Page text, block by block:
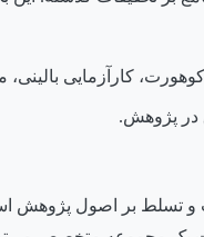
کارآزمایی
در پژوهش.
و تسلط بر اصول پژوهش